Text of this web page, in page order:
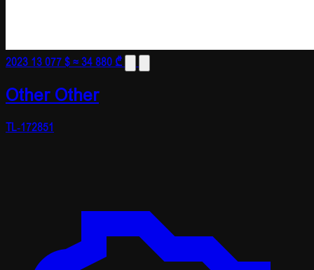
2023 13 077 $≈ 34 880 ₾
Other Other
TL-172851